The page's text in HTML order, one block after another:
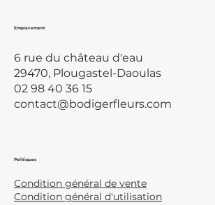
6 rue du château d'eau
29470, Plougastel-Daoulas
02 98 40 36 15
contact@bodigerfleurs.com
Emplacement
Politiques
Condition général de vente
Condition général d'utilisation